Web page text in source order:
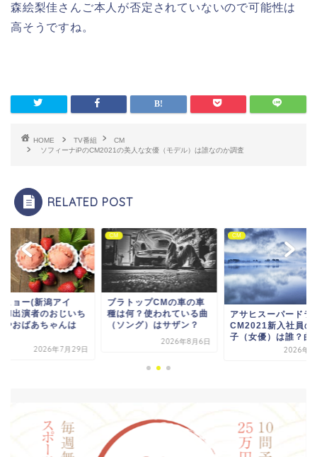
森絵梨佳さんご本人が否定されていないので可能性は
高そうですね。
HOME TV番組
CM
ソフィーナiPのCM2021の美人な女優（モデル）は誰なのか調査
RELATED POST
トップCMの車の車
何？使われている曲
ング）はサザン？
CM
アサヒスーパードライ
CM2021新入社員の女の
子（女優）は誰？曲も...
CM
セイヒョー(新潟アイ
ス)CM出演者のおじ
ゃんやおばあちゃん
誰...
2026年7